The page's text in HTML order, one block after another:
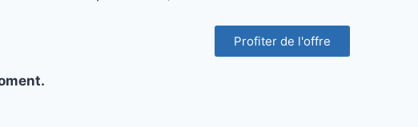
Profiter de l'offre